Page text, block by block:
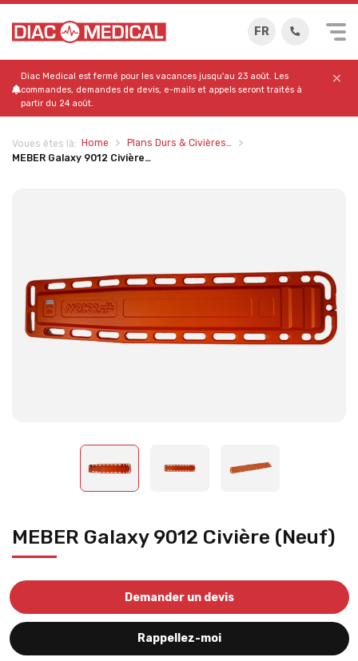
FR
Diac Medical est fermé pour les vacances jusqu'au 23 août. Les
commandes, demandes de devis, e-mails et appels seront traités à
partir du 24 août.
Voues êtes là: Home
Plans Durs & Civières…
MEBER Galaxy 9012 Civière…
MEBER Galaxy 9012 Civière (Neuf)
Demander un devis
Rappellez-moi